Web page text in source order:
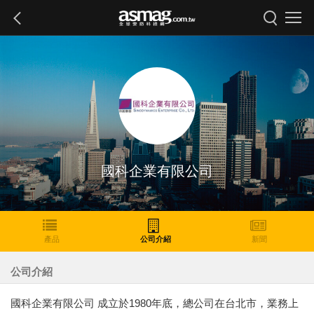
國科企業有限公司
產品 公司介紹 新聞
公司介紹
國科企業有限公司 成立於1980年底，總公司在台北市，業務上